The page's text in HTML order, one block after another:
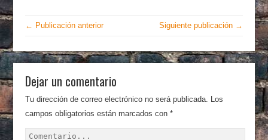
← Publicación anterior Siguiente publicación →
Dejar un comentario
Tu dirección de correo electrónico no será publicada. Los
campos obligatorios están marcados con*